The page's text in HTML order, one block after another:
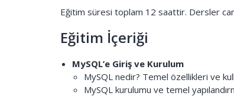
Eğitim süresi toplam 12 saattir. Dersler
Eğitim İçeriği
MySQL’e Giriş ve Kurulum
MySQL nedir? Temel özellikleri ve
MySQL kurulumu ve temel